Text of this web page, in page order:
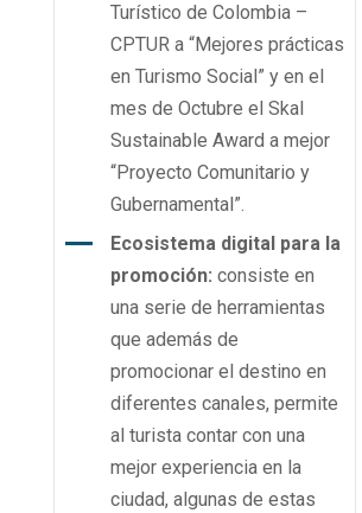
Turístico de Colombia –
CPTUR a “Mejores prácticas
en Turismo Social” y en el
mes de Octubre el Skal
Sustainable Award a mejor
“Proyecto Comunitario y
Gubernamental”.
Ecosistema digital para la
promoción: consiste en
una serie de herramientas
que además de
promocionar el destino en
diferentes canales, permite
al turista contar con una
mejor experiencia en la
ciudad, algunas de estas